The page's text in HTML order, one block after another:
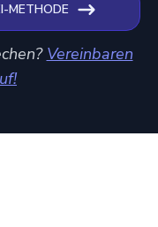
METHODE
Vereinbaren